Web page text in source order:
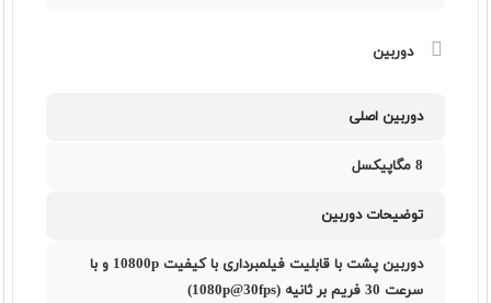
دوربین
دوربین اصلی
8 مگاپیکسل
توضیحات دوربین
دوربین پشت با قابلیت فیلمبرداری با کیفیت 10800p و با
سرعت 30 فریم بر ثانیه (1080p@30fps)